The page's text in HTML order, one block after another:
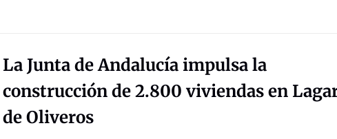
La Junta de Andalucía impulsa la
construcción de 2.800 viviendas en
de Oliveros